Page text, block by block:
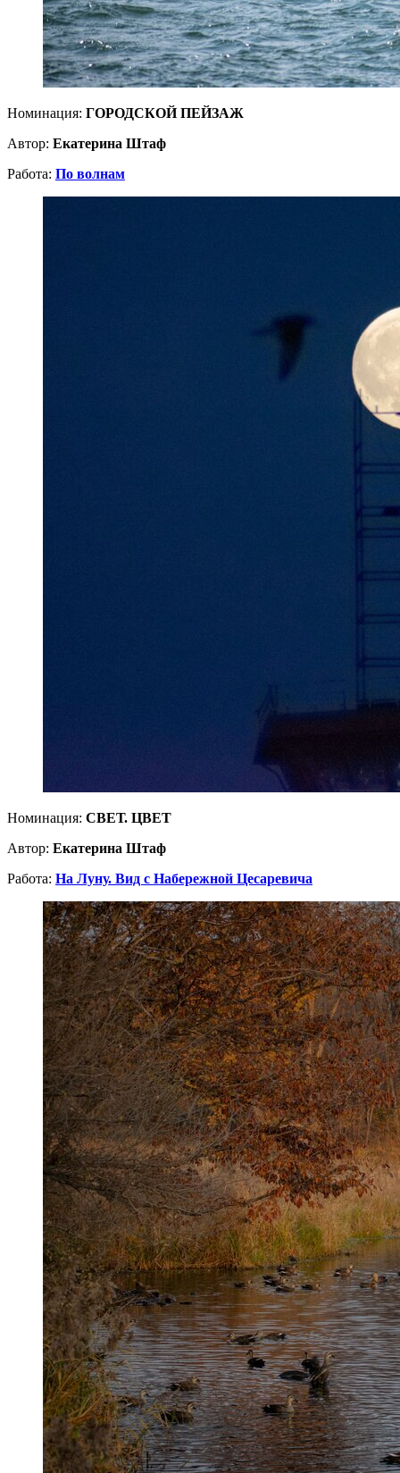
Номинация: ГОРОДСКОЙ ПЕЙЗАЖ
Автор: Екатерина Штаф
Работа: По волнам
Номинация: СВЕТ. ЦВЕТ
Автор: Екатерина Штаф
Работа: На Луну. Вид с Набережной Цесаревича